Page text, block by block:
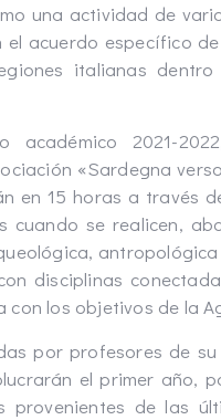
una actividad de
acuerdo específico
italianas
2021-
«Sardegna
en 15 horas a través
cuando se realicen,
disciplinas
los objetivos de la
por profesores de
el primer año,
provenientes de las